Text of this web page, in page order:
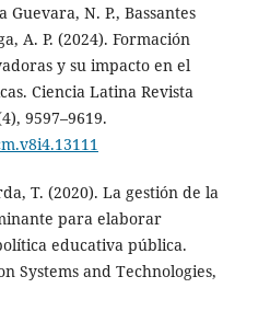
N. P., Bassantes
A. P. (2024). Formación
y su impacto en el
Ciencia Latina Revista
9597–9619.
T. (2020). La gestión de la
para elaborar
educativa pública.
Systems and Technologies,